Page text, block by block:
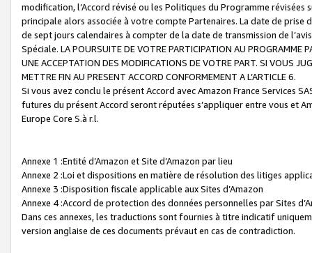
modification, l’Accord révisé ou les Politiques du Programme
principale alors associée à votre compte Partenaires. La date de
de sept jours calendaires à compter de la date de transmission de
Spéciale. LA POURSUITE DE VOTRE PARTICIPATION AU PROGRAMME
UNE ACCEPTATION DES MODIFICATIONS DE VOTRE PART. SI VOUS
METTRE FIN AU PRESENT ACCORD CONFORMEMENT A L’ARTICLE 6.
Si vous avez conclu le présent Accord avec Amazon France Services
futures du présent Accord seront réputées s’appliquer entre vous et
Europe Core S.à r.l.
Annexe 1 :Entité d’Amazon et Site d’Amazon par lieu
Annexe 2 :Loi et dispositions en matière de résolution des litiges
Annexe 3 :Disposition fiscale applicable aux Sites d’Amazon
Annexe 4 :Accord de protection des données personnelles par Sites
Dans ces annexes, les traductions sont fournies à titre indicatif
version anglaise de ces documents prévaut en cas de contradiction.